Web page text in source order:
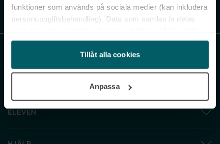
funktioner som används på sociala medier (kan inkludera
personuppgiftsbehandling). Data som samlas in delas
och gå vidare” accepterar du samtliga cookies medan du
under ”Inställningar” kan anpassa användningen av
cookies. Du kan återkalla ditt samtycke när som helst.
Tillåt alla cookies
Anpassa
Genom att prenumerera accepterar du vår Integritetspolicy. Avprenumerera
ELEVEN